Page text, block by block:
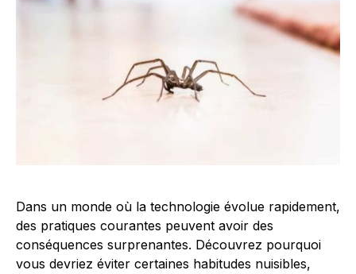
Dans un monde où la technologie évolue rapidement,
des pratiques courantes peuvent avoir des
conséquences surprenantes. Découvrez pourquoi
vous devriez éviter certaines habitudes nuisibles,